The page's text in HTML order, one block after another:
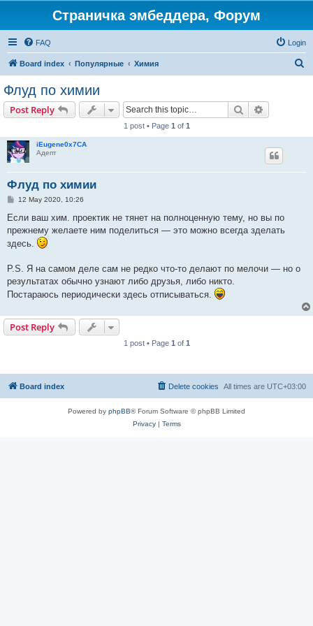
Страничка эмбеддера, Форум
FAQ Login
Board index Популярные Химия
Флуд по химии
Post Reply Search
1 post • Page 1 of 1
iEugene0x7CA
Адепт
Флуд по химии
P
s
12 May 2020, 10:26
Если ваш хим. проектик не тянет на полноценную тему, но вы по
прежнему желаете ним поделиться — это можно всегда зделать
здесь.
P.S. Я на самом деле сам не редко что-то делают по мелочи — но о
результатах обычно узнают либо друзья, либо никто.
Постараюсь периодически здесь отписываться.
Post Reply
1 post • Page 1 of 1
Board index All times are UTC+03:00
Delete cookies
Powered by phpBB® Forum Software © phpBB Limited
Privacy| Terms